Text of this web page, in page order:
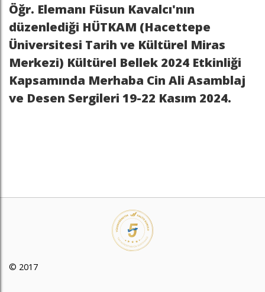
Öğr. Elemanı Füsun Kavalcı'nın
düzenlediği HÜTKAM (Hacettepe
Üniversitesi Tarih ve Kültürel Miras
Merkezi) Kültürel Bellek 2024 Etkinliği
Kapsamında Merhaba Cin Ali Asamblaj
ve Desen Sergileri 19-22 Kasım 2024.
© 2017